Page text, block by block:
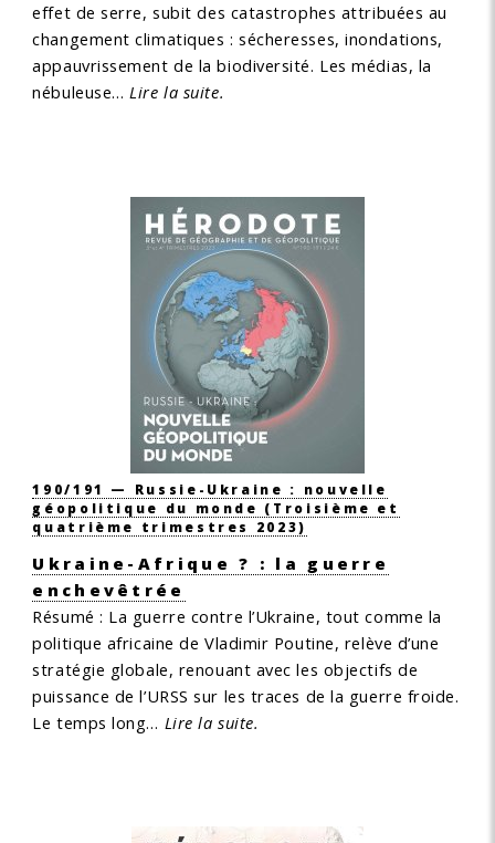
effet de serre, subit des catastrophes attribuées au
changement climatiques : sécheresses, inondations,
appauvrissement de la biodiversité. Les médias, la
nébuleuse…Lire la suite.
190/191 — Russie-Ukraine : nouvelle
géopolitique du monde (Troisième et
quatrième trimestres 2023)
Ukraine-Afrique ? : la guerre
enchevêtrée
Résumé : La guerre contre l’Ukraine, tout comme la
politique africaine de Vladimir Poutine, relève d’une
stratégie globale, renouant avec les objectifs de
puissance de l’URSS sur les traces de la guerre froide.
Le temps long… Lire la suite.